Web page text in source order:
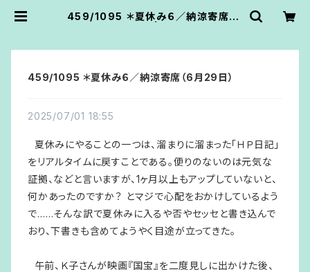
459/1095 ＊夏休み６／納涼寄席（6
459/1095 ＊夏休み６／納涼寄席（6月29日）
2025/07/01 18:55
夏休みにやることの一つは、溜まりに溜まった「ＨＰ日記」
をリアルタイムに戻すことである。便りのないのは元気な
証拠、などと言いますが、1ヶ月以上もアップしていないと、
何かあったのですか？ とマジで心配をおかけしているよう
で……そんな訳で夏休みに入るや否やセッセと書き込んで
おり、下書きも含めてようやく目途が立ってきた。
午前、Ｋ子さんが映画『国宝』を二度見しに出かけた後、